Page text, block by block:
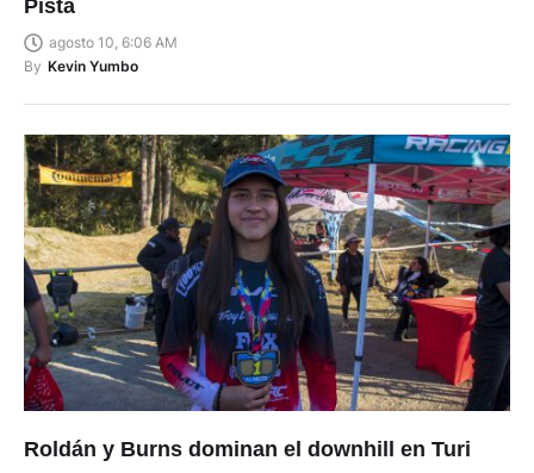
Pista
agosto 10, 6:06 AM
By Kevin Yumbo
Roldán y Burns dominan el downhill en Turi